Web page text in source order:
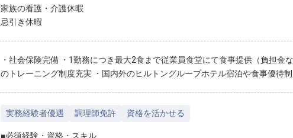
家族の看護・介護休暇
忌引き休暇
・社会保険完備 ・1勤務につき最大2食まで従業員食堂にて食事提供（負担金
のトレーニング制度充実 ・国内外のヒルトングループホテル宿泊や食事優待
実務経験者優遇 調理師免許 資格を活かせる
■必須経験・資格・スキル